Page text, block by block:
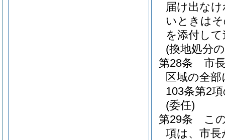
届け出な
いときは
を添付し
(換地処分
第28条
市
区域の全
103条第2
(委任)
第29条
こ
項は、市